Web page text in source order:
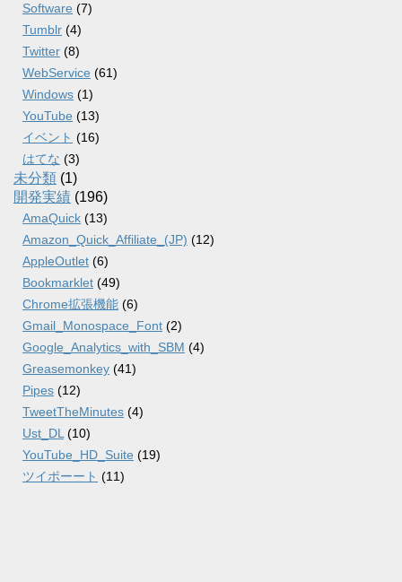
Software (7)
Tumblr (4)
Twitter (8)
WebService (61)
Windows (1)
YouTube (13)
イベント (16)
はてな (3)
未分類 (1)
開発実績 (196)
AmaQuick (13)
Amazon_Quick_Affiliate_(JP) (12)
AppleOutlet (6)
Bookmarklet (49)
Chrome拡張機能 (6)
Gmail_Monospace_Font (2)
Google_Analytics_with_SBM (4)
Greasemonkey (41)
Pipes (12)
TweetTheMinutes (4)
Ust_DL (10)
YouTube_HD_Suite (19)
ツイポーート (11)